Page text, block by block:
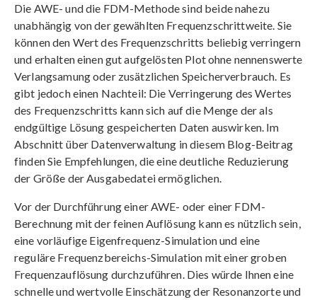
Die AWE- und die FDM-Methode sind beide nahezu
unabhängig von der gewählten Frequenzschrittweite. Sie
können den Wert des Frequenzschritts beliebig verringern
und erhalten einen gut aufgelösten Plot ohne nennenswerte
Verlangsamung oder zusätzlichen Speicherverbrauch. Es
gibt jedoch einen Nachteil: Die Verringerung des Wertes
des Frequenzschritts kann sich auf die Menge der als
endgültige Lösung gespeicherten Daten auswirken. Im
Abschnitt über Datenverwaltung in diesem Blog-Beitrag
finden Sie Empfehlungen, die eine deutliche Reduzierung
der Größe der Ausgabedatei ermöglichen.
Vor der Durchführung einer AWE- oder einer FDM-
Berechnung mit der feinen Auflösung kann es nützlich sein,
eine vorläufige Eigenfrequenz-Simulation und eine
reguläre Frequenzbereichs-Simulation mit einer groben
Frequenzauflösung durchzuführen. Dies würde Ihnen eine
schnelle und wertvolle Einschätzung der Resonanzorte und